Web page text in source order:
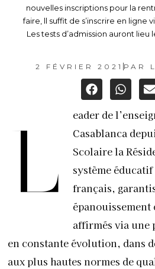
nouvelles inscriptions pour la
faire, ll suffit de s’inscrire en ligne
Les tests d’admission auront lieu
2 FÉVRIER 2021 PAR
L
eader de
Casablanca
Scolaire la
système
français,
affirmés via une
en constante évolution, dans
aux plus hautes normes de